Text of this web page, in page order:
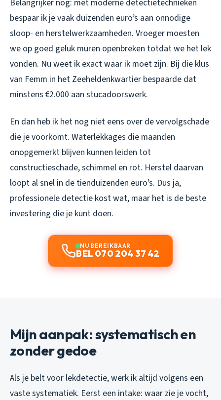
Belangrijker nog: met moderne detectietechnieken
bespaar ik je vaak duizenden euro’s aan onnodige
sloop- en herstelwerkzaamheden. Vroeger moesten
we op goed geluk muren openbreken totdat we het lek
vonden. Nu weet ik exact waar ik moet zijn. Bij die klus
van Femm in het Zeeheldenkwartier bespaarde dat
minstens €2.000 aan stucadoorswerk.
En dan heb ik het nog niet eens over de vervolgschade
die je voorkomt. Waterlekkages die maanden
onopgemerkt blijven kunnen leiden tot
constructieschade, schimmel en rot. Herstel daarvan
loopt al snel in de tienduizenden euro’s. Dus ja,
professionele detectie kost wat, maar het is de beste
investering die je kunt doen.
NU BEREIKBAAR
BEL 070 204 37 42
Mijn aanpak: systematisch en
zonder gedoe
Als je belt voor lekdetectie, werk ik altijd volgens een
vaste systematiek. Eerst een intake: waar zie je vocht,